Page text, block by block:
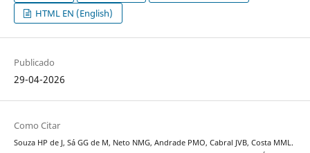
HTML EN (English)
Publicado
29-04-2026
Como Citar
Souza HP de J, Sá GG de M, Neto NMG, Andrade PMO, Cabral JVB, Costa MML.